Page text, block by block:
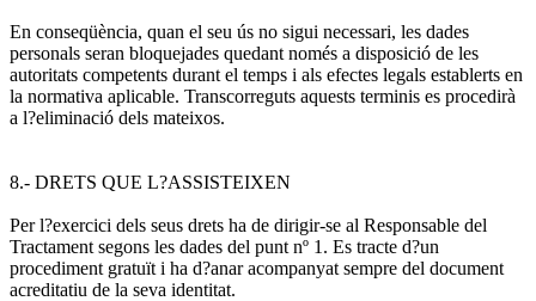
En conseqüència, quan el seu ús no sigui necessari, les dades
personals seran bloquejades quedant només a disposició de les
autoritats competents durant el temps i als efectes legals establerts en
la normativa aplicable. Transcorreguts aquests terminis es procedirà
a l?eliminació dels mateixos.
8.- DRETS QUE L?ASSISTEIXEN
Per l?exercici dels seus drets ha de dirigir-se al Responsable del
Tractament segons les dades del punt nº 1. Es tracte d?un
procediment gratuït i ha d?anar acompanyat sempre del document
acreditatiu de la seva identitat.